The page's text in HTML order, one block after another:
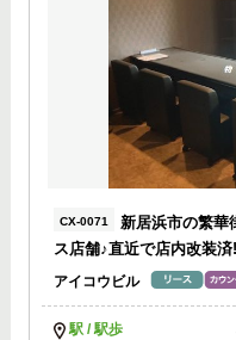
CX-0071
新居浜市の繁華
ス店舗♪直近で店内改装済
アイコウビル
駅 / 駅歩